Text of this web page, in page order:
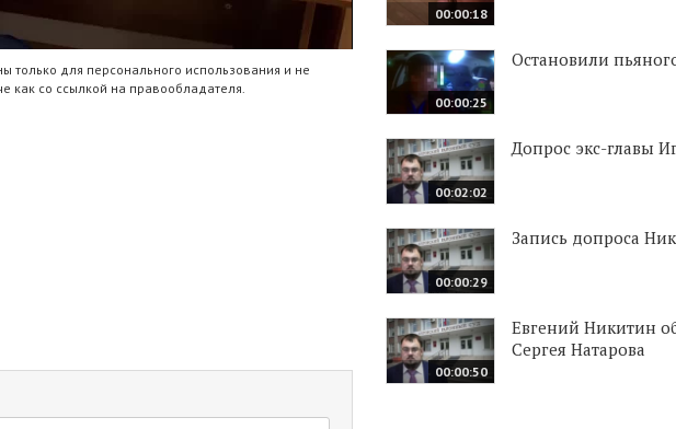
для персонального использования и не
как со ссылкой на правообладателя.
00:00:18
00:00:25
Остановили
00:02:02
Допрос экс-главы
00:00:29
Запись допроса
00:00:50
Евгений Никитин
Сергея Натарова